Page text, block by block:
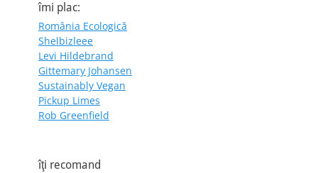
îmi plac:
România Ecologică
Shelbizleee
Levi Hildebrand
Gittemary Johansen
Sustainably Vegan
Pickup Limes
Rob Greenfield
îţi recomand